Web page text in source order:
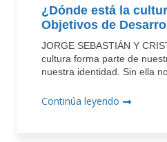
¿Dónde está la
Objetivos de
JORGE SEBASTIÁN Y
cultura forma parte de
nuestra identidad. Sin ella no
Continúa leyendo